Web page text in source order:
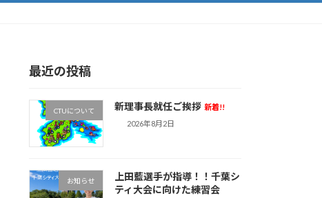
最近の投稿
CTUについて 新理事長就任ご挨拶 新着!!
2026年8月2日
お知らせ
上田藍選手が指導！！千葉シ
ティ大会に向けた練習会